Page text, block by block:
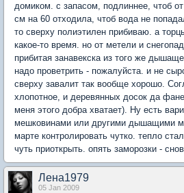
домиком. с запасом, подлиннее, чтоб
см на 60 отходила, чтоб вода не
то сверху полиэтилен прибиваю. а
какое-то время. но от метели и
прибитая занавекска из того же
надо проветрить - пожалуйста. и не
сверху завалит так вообще хорошо.
хлопотное, и деревянных досок да
меня этого добра хватает). Ну есть
мешковинами или другими дышащими
марте контролировать чутко. тепло
чуть приоткрыть. опять заморозки -
Лена1979
05 Jan 2009